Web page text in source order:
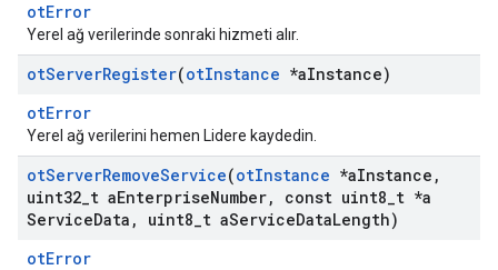
otError
Yerel ağ verilerinde sonraki hizmeti alır.
otServerRegister(otInstance *aInstance)
otError
Yerel ağ verilerini hemen Lidere kaydedin.
otServerRemoveService(otInstance *aInstance ,
uint32 t aEnterpriseNumber, const uint8 t *a
ServiceData , uint8 t aServiceDataLength)
otError